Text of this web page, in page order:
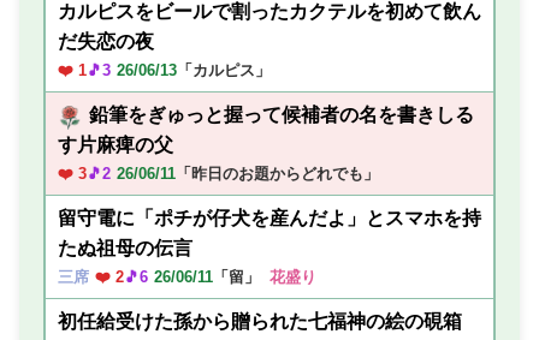
カルピスをビールで割ったカクテルを初めて飲ん
だ失恋の夜
❤️ 1🎵3 26/06/13 「カルピス」
鉛筆をぎゅっと握って候補者の名を書きしる
す片麻痺の父
❤️ 3🎵2 26/06/11 「昨日のお題からどれでも」
留守電に「ポチが仔犬を産んだよ」とスマホを持
たぬ祖母の伝言
三席 ❤️ 2🎵6 26/06/11 「留」 花盛り
初任給受けた孫から贈られた七福神の絵の硯箱